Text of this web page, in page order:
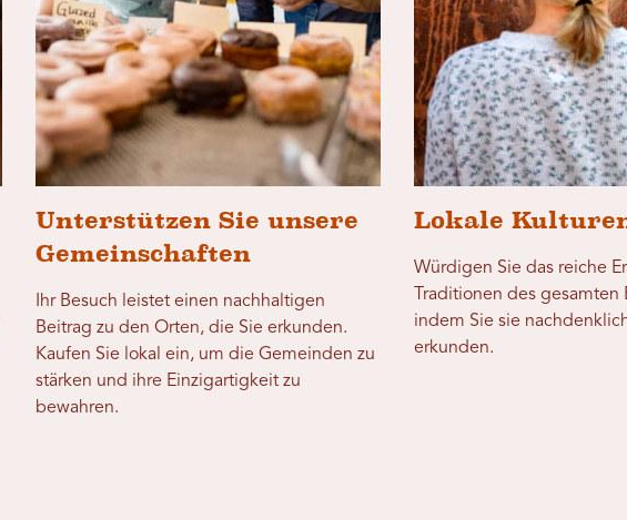
Unterstützen Sie unsere
Gemeinschaften
Ihr Besuch leistet einen nachhaltigen
Beitrag zu den Orten, die Sie erkunden.
Kaufen Sie lokal ein, um die Gemeinden zu
stärken und ihre Einzigartigkeit zu
bewahren.
Lokale
Würdigen Sie das reiche
Traditionen des gesamten
indem Sie sie
erkunden.